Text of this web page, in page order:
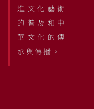
進文化藝術
的普及和中
華文化的傳
承與傳播。